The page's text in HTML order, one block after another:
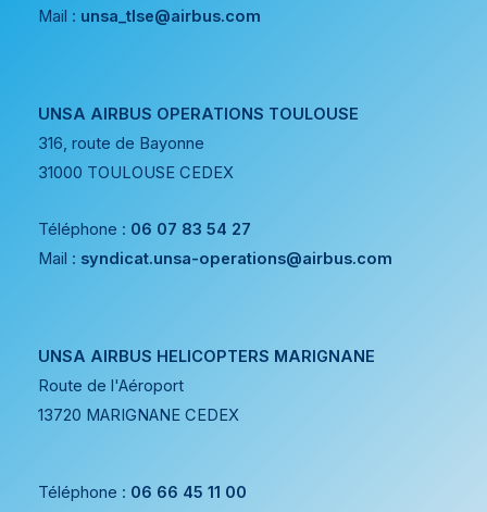
Mail : unsa_tlse@airbus.com
UNSA AIRBUS OPERATIONS TOULOUSE
316, route de Bayonne
31000 TOULOUSE CEDEX
Téléphone : 06 07 83 54 27
Mail : syndicat.unsa-operations@airbus.com
UNSA AIRBUS HELICOPTERS MARIGNANE
Route de l'Aéroport
13720 MARIGNANE CEDEX
Téléphone : 06 66 45 11 00